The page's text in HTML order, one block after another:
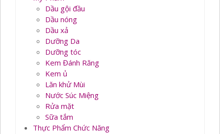
Dầu gội đầu
Dầu nóng
Dầu xả
Dưỡng Da
Dưỡng tóc
Kem Đánh Răng
Kem ủ
Lăn khử Mùi
Nước Súc Miệng
Rửa mặt
Sữa tắm
Thực Phẩm Chức Năng